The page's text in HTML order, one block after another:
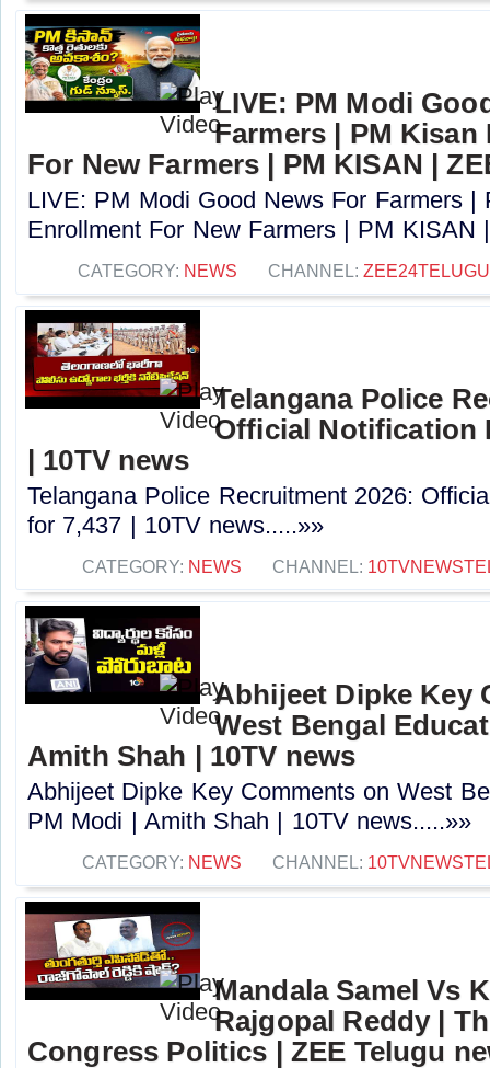
LIVE: PM Modi
Farmers | PM
For New Farmers | PM KISAN |
LIVE: PM Modi Good News For Farmers |
Enrollment For New Farmers | PM KISAN
CATEGORY: NEWS CHANNEL:
Telangana Police
Official Notification
| 10TV news
Telangana Police Recruitment 2026:
for 7,437 | 10TV news.....»»
CATEGORY: NEWS CHANNEL:
Abhijeet Dipke Key
West Bengal
Amith Shah | 10TV news
Abhijeet Dipke Key Comments on West
PM Modi | Amith Shah | 10TV news.....»»
CATEGORY: NEWS CHANNEL:
Mandala Samel Vs
Rajgopal Reddy |
Congress Politics | ZEE Telugu